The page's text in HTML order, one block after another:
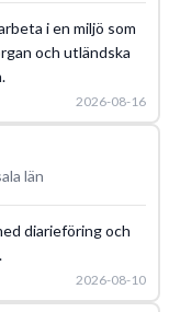
i en miljö som
och utländska
2026-08-16
län
diarieföring och
2026-08-10